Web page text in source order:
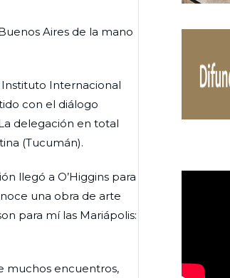
Aires de la mano
Internacional
con el diálogo
delegación en total
(Tucumán).
llegó a O’Higgins para
una obra de arte
para mí las Mariápolis:
muchos encuentros,